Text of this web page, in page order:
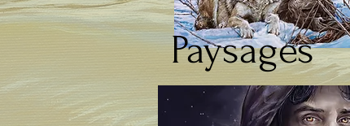
Paysages